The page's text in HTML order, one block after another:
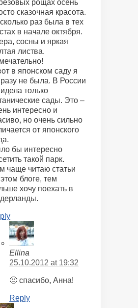
рощах осень
сказочная красота.
раз была в тех
в начале октября.
сосны и яркая
листва.
в японском саду я
не была. В России
только
сады. Это –
интересно и
но очень сильно
от японского
бы интересно
такой парк.
чаще читаю статьи
блоге, тем
хочу поехать в
Ellina
25.10.2012 at 19:32
🙂 спасибо, Анна!
Reply